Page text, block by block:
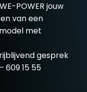
POWER jouw
van een
met
gesprek
609 15 55